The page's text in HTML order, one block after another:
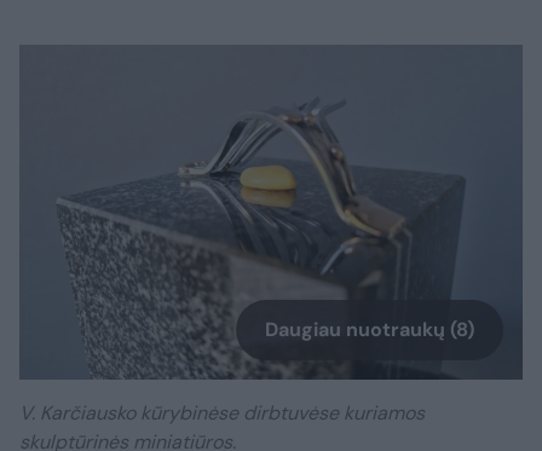
Daugiau nuotraukų (8)
V. Karčiausko kūrybinėse dirbtuvėse kuriamos
skulptūrinės miniatiūros.